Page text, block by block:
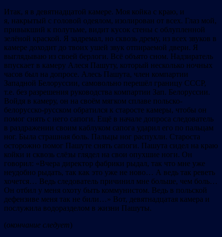
Итак, я в девятнадцатой камере. Моя койка с краю, и
я, накрытый с головой одеялом, изолирован от всех. Глаз мой,
привыкший к полутьме, видит кусок стены с облупленной
зелёной краской. Я задремал, но сквозь дрему, из всех звуков в
камере доходит до твоих ушей звук отпираемой двери. Я
выглядываю из своей берлоги. Всё объято сном. Надзиратель
впускает в камеру Алеся Пашуту, который несколько ночных
часов был на допросе. Алесь Пашута, член компартии
Западной Белоруссии, самовольно перешёл границу СССР,
т.е. без разрешения руководства компартии Зап. Белоруссии.
Войдя в камеру, он на своём мягком сплаве польско-
белорусско-русском обратился к старосте камеры, чтобы он
помог снять с него сапоги. Ещё в начале допроса следователь
в раздражении своим каблуком сапога ударил его по пальцам
ног. Была страшная боль. Пальцы ног распухли. Староста
осторожно помог Пашуте снять сапоги. Пашута сидел на краю
койки и сквозь слёзы глядел на свои опухшие ноги. Он
говорил: «Вчера директор фабрики рыдал, так что мне уже
неудобно рыдать, так как это уже не ново… А ведь так реветь
хочется… Ведь следователь причинил мне больше, чем боль…
Он отбил у меня охоту быть коммунистом. Ведь в польской
дефензиве меня так не били…» Вот, девятнадцатая камера и
послужила водоразделом в жизни Пашуты.
(окончание следует)